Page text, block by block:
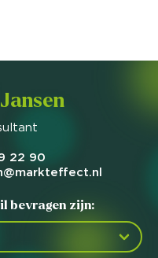
22 90
bevragen zijn: